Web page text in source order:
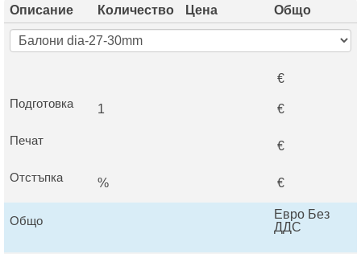
Описание Количество Цена Общо
€
Подготовка
1 €
Печат €
Отстъпка % €
Общо
Евро Без
ДДС